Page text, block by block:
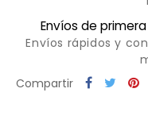
Envíos de
Envíos rápidos y
Compartir